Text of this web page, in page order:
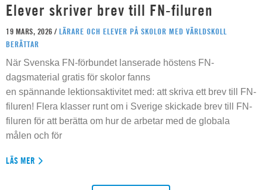
Elever skriver brev till FN-filuren
19 MARS, 2026 / LÄRARE OCH ELEVER PÅ SKOLOR MED VÄRLDSKOLL
BERÄTTAR
När Svenska FN-förbundet lanserade höstens FN-
dagsmaterial gratis för skolor fanns
en spännande lektionsaktivitet med: att skriva ett brev till FN-
filuren! Flera klasser runt om i Sverige skickade brev till FN-
filuren för att berätta om hur de arbetar med de globala
målen och för
LÄS MER